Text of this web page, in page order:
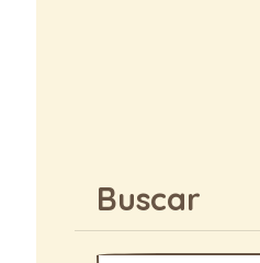
Buscar